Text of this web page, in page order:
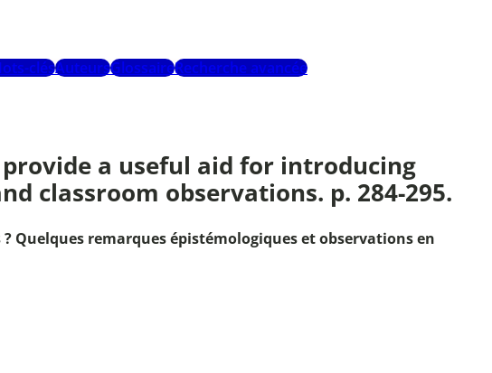
clésAuteursGlossaireRecherche avancée
provide a useful aid for introducing
classroom observations. p. 284-295.
remarques épistémologiques et observations en